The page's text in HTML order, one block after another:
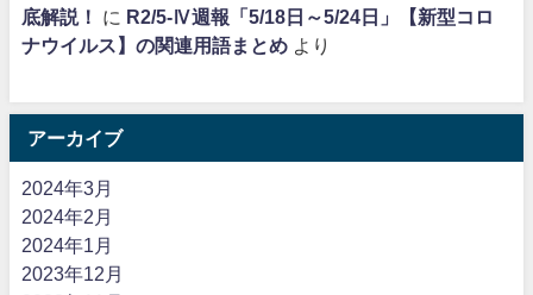
底解説！
に R2/5-Ⅳ週報「5/18日～5/24日」【新型コロ
ナウイルス】の関連用語まとめ より
アーカイブ
2024年3月
2024年2月
2024年1月
2023年12月